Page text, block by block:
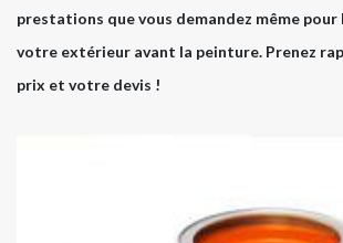
prestations que vous demandez même
votre extérieur avant la peinture. Prenez
prix et votre devis !